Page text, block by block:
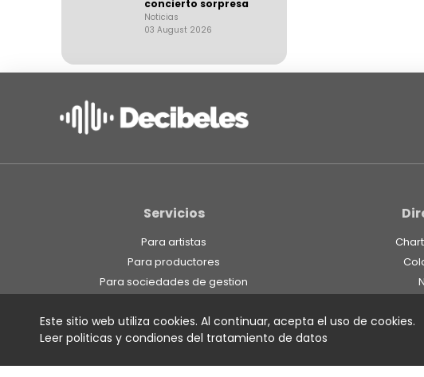
concierto sorpresa
Noticias
03 August 2026
Servicios
Para artistas
Para productores
Para sociedades de gestion
Para estaciones independientes
Este sitio web utiliza cookies. Al continuar, acepta el uso de cookies.
Leer politicas y condiones del tratamiento de datos